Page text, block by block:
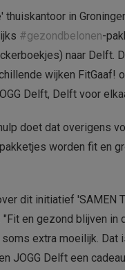
thuiskantoor in
#gezondbelonen-
naar Delft.
wijken FitGaaf!
Delft, Delft voor
doet dat overigens
worden fit en
dit initiatief 'SAMEN
"Fit en gezond blijven in
extra moeilijk. Dat
JOGG Delft een